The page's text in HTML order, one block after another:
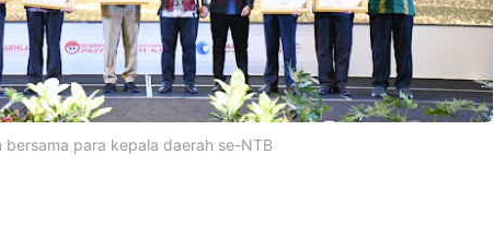
bersama para kepala daerah se-NTB